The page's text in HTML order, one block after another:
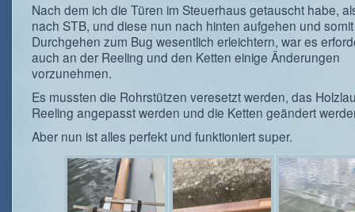
Nach dem ich die Türen im Steuerhaus getauscht habe,
nach STB, und diese nun nach hinten aufgehen und
Durchgehen zum Bug wesentlich erleichtern, war es
auch an der Reeling und den Ketten einige Änderungen
vorzunehmen.
Es mussten die Rohrstützen veresetzt werden, das
Reeling angepasst werden und die Ketten geändert
Aber nun ist alles perfekt und funktioniert super.